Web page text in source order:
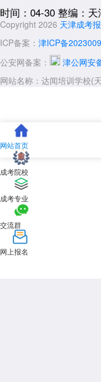
时间：04-30 整编：
Copyright 2026 天津成考
ICP备案： 津ICP备
公安网备案：
津公网安
网站名称：达闻培训学校(
网站首页
成考院校
成考专业
交流群
网上报名